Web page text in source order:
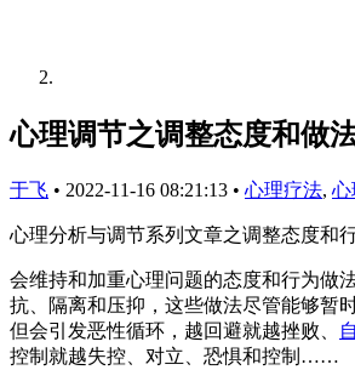
心理调节之调整态度和做
于飞 • 2022-11-16 08:21:13 • 心理疗法, 心
心理分析与调节系列文章之调整态度和
会维持和加重心理问题的态度和行为做
抗、隔离和压抑，这些做法尽管能够暂
但会引发恶性循环，越回避就越挫败、
控制就越失控、对立、恐惧和控制……